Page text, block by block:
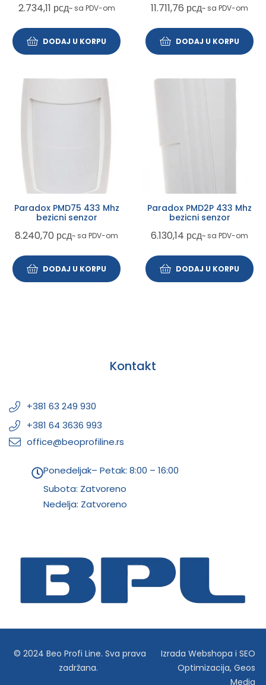
2.734,11 рсд~ sa PDV-om
DODAJ U KORPU
11.711,76 рсд~ sa PDV-om
DODAJ U KORPU
Paradox PMD75 433 Mhz
bezicni senzor
8.240,70 рсд~ sa PDV-om
DODAJ U KORPU
Paradox PMD2P 433 Mhz
bezicni senzor
6.130,14 рсд~ sa PDV-om
DODAJ U KORPU
Kontakt
+381 63 249 930
+381 64 3636 993
office@beoprofiline.rs
Ponedeljak– Petak: 8:00 – 16:00
Subota: Zatvoreno
Nedelja: Zatvoreno
© 2024 Beo Profi Line. Sva prava
zadržana.
Izrada Webshopa iSEO
Optimizacija,Geos
Media